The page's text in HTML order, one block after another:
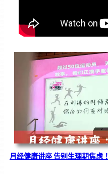
月经健康讲座 告别生理期焦虑！